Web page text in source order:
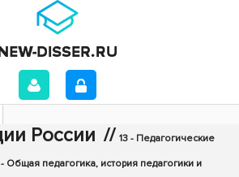
России // 13 - Педагогические
- Общая педагогика, история педагогики и